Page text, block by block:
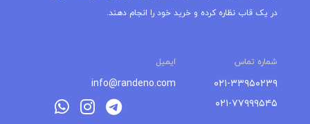
در یک قاب نظاره کرده و خرید خود را انجام دهند.
شماره تماس ایمیل
۰۲۱-۳۳۹۵۰۲۳۹
۰۲۱-۷۷۹۹۹۵۴۵
info@randeno.com